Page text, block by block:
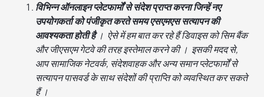
विभिन्न ऑनलाइन प्लेटफार्मों से संदेश प्राप्त करना जिन्हें नए
उपयोगकर्ता को पंजीकृत करते समय एसएमएस सत्यापन की
आवश्यकता होती है। ऐसे में हम बात कर रहे हैं डिवाइस को सिम बैंक
और जीएसएम गेटवे की तरह इस्तेमाल करने की । इसकी मदद से,
आप सामाजिक नेटवर्क, संदेशवाहक और अन्य समान प्लेटफार्मों से
सत्यापन पासवर्ड के साथ संदेशों की प्राप्ति को व्यवस्थित कर सकते
हैं ।